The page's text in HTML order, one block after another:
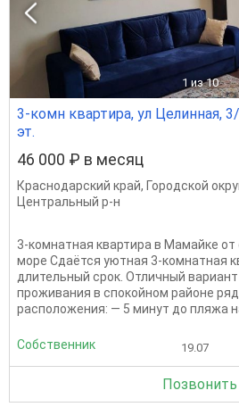
1 из 10
3-комн квартира, ул Целинная,
эт.
46 000 ₽ в месяц
Краснодарский край, Городской
Центральный р-н
3-комнатная квартира в Мамайке от
море Сдаётся уютная 3-комнатная
длительный срок. Отличный
проживания в спокойном районе
расположения: — 5 минут до пляжа
Собственник 19.07
Позвонить